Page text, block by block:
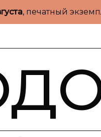
, печатный